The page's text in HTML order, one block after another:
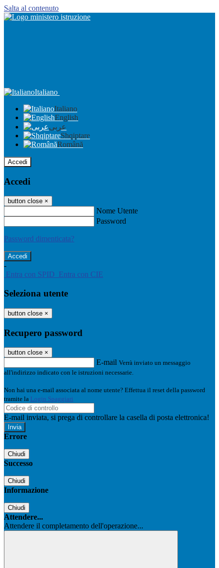
Salta al contenuto
Italiano
Italiano
English
عربى
Shqiptare
Română
Accedi
Accedi
button close ×
Nome Utente
Password
Password dimenticata?
-
Entra con SPID Entra con CIE
Seleziona utente
button close ×
Recupero password
button close ×
E-mail Verrà inviato un messaggio
all'indirizzo indicato con le istruzioni necessarie.
Non hai una e-mail associata al nome utente? Effettua il reset della password
tramite la Login Spaggiari
E-mail inviata, si prega di controllare la casella di posta elettronica!
Errore
Chiudi
Successo
Chiudi
Informazione
Chiudi
Attendere...
Attendere il completamento dell'operazione...